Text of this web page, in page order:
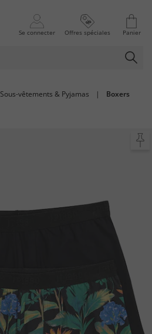
Se connecter Offres spéciales Panier
Sous-vêtements & Pyjamas | Boxers